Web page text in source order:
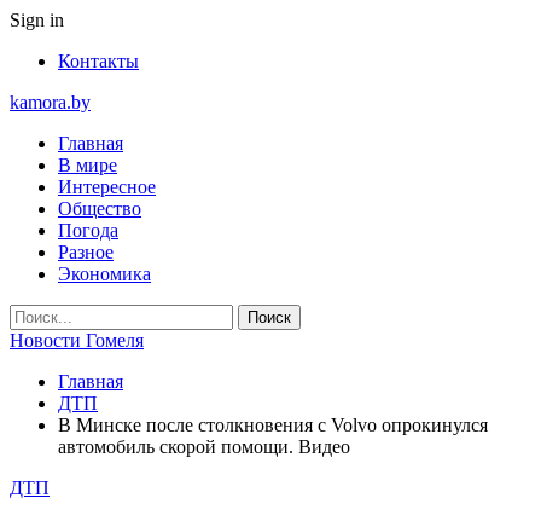
Sign in
Контакты
kamora.by
Главная
В мире
Интересное
Общество
Погода
Разное
Экономика
Новости Гомеля
Главная
ДТП
В Минске после столкновения с Volvo опрокинулся
автомобиль скорой помощи. Видео
ДТП